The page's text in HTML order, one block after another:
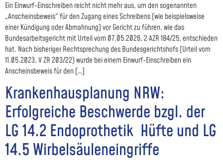
Ein Einwurf-Einschreiben reicht nicht mehr aus, um den sogenannten
„Anscheinsbeweis“ für den Zugang eines Schreibens (wie beispielsweise
einer Kündigung oder Abmahnung) vor Gericht zu führen, wie das
Bundesarbeitsgericht mit Urteil vom 07.05.2026, 2 AZR 184/25, entschieden
hat. Nach bisheriger Rechtsprechung des Bundesgerichtshofs (Urteil vom
11.05.2023, V ZR 203/22) wurde bei einem Einwurf-Einschreiben ein
Anscheinsbeweis für den […]
Krankenhausplanung NRW:
Erfolgreiche Beschwerde bzgl. der
LG 14.2 Endoprothetik Hüfte und LG
14.5 Wirbelsäuleneingriffe